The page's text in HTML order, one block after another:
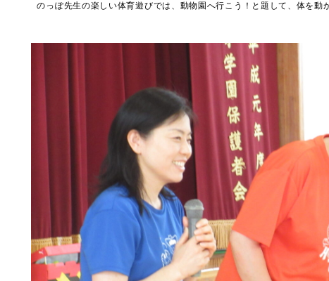
のっぽ先生の楽しい体育遊びでは、動物園へ行こう！と題して、体を